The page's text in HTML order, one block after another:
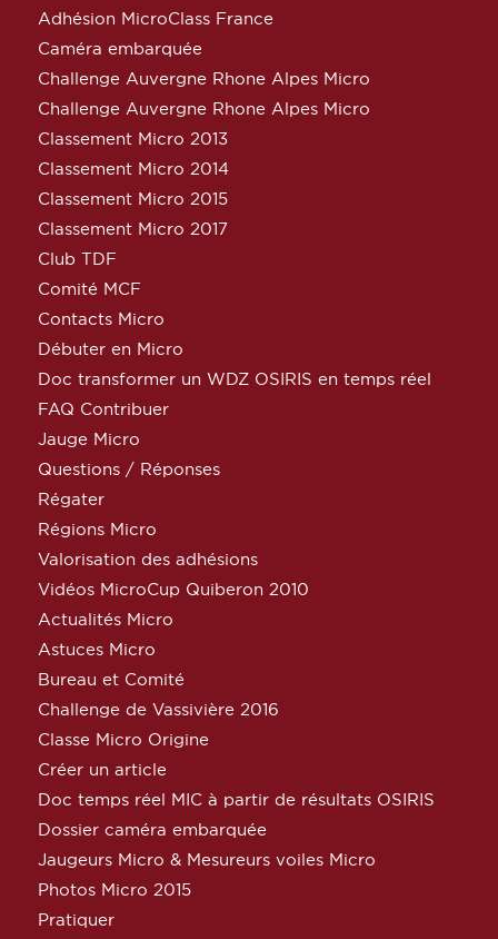
Adhésion MicroClass France
Caméra embarquée
Challenge Auvergne Rhone Alpes Micro
Challenge Auvergne Rhone Alpes Micro
Classement Micro 2013
Classement Micro 2014
Classement Micro 2015
Classement Micro 2017
Club TDF
Comité MCF
Contacts Micro
Débuter en Micro
Doc transformer un WDZ OSIRIS en temps réel
FAQ Contribuer
Jauge Micro
Questions / Réponses
Régater
Régions Micro
Valorisation des adhésions
Vidéos MicroCup Quiberon 2010
Actualités Micro
Astuces Micro
Bureau et Comité
Challenge de Vassivière 2016
Classe Micro Origine
Créer un article
Doc temps réel MIC à partir de résultats OSIRIS
Dossier caméra embarquée
Jaugeurs Micro & Mesureurs voiles Micro
Photos Micro 2015
Pratiquer